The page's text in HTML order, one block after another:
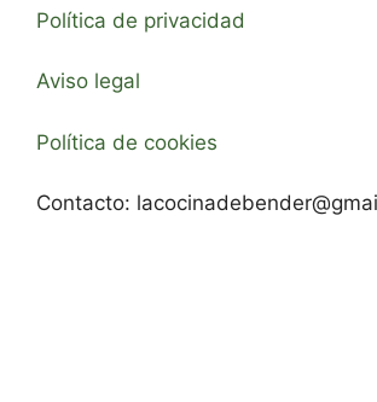
Política de privacidad
Aviso legal
Política de cookies
Contacto: